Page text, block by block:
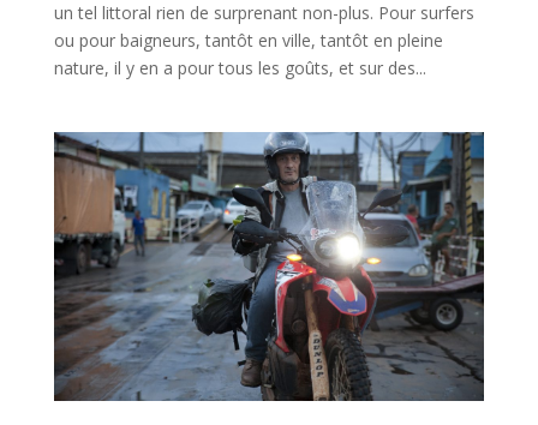
un tel littoral rien de surprenant non-plus. Pour surfers
ou pour baigneurs, tantôt en ville, tantôt en pleine
nature, il y en a pour tous les goûts, et sur des...